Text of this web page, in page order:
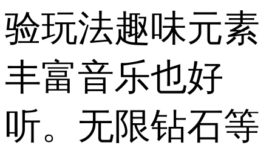
验玩法趣味元素
丰富音乐也好
听。无限钻石等